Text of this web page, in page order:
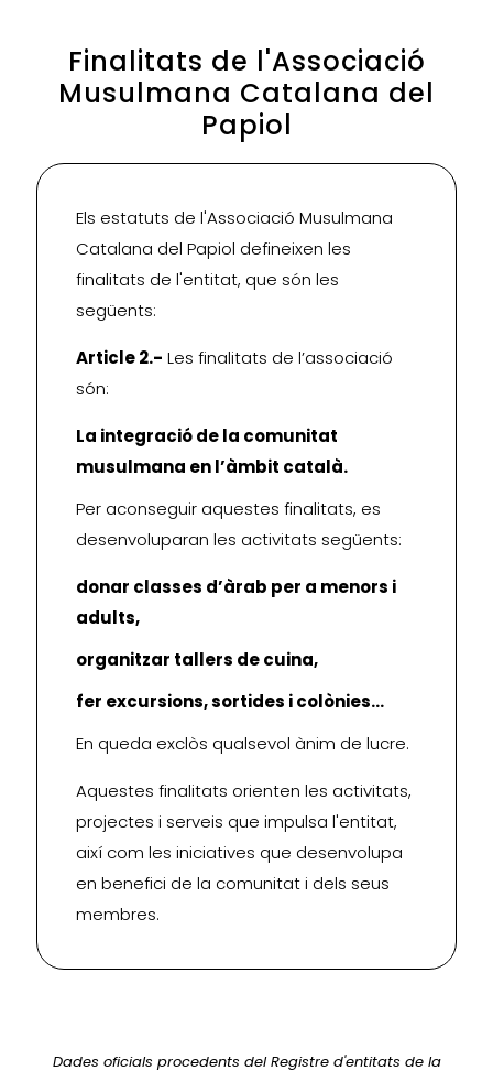
Finalitats de l'Associació
Musulmana Catalana del
Papiol
Els estatuts de l'Associació Musulmana
Catalana del Papiol defineixen les
finalitats de l'entitat, que són les
següents:
Article 2.- Les finalitats de l’associació
són:
La integració de la comunitat
musulmana en l’àmbit català.
Per aconseguir aquestes finalitats, es
desenvoluparan les activitats següents:
donar classes d’àrab per a menors i
adults,
organitzar tallers de cuina,
fer excursions, sortides i colònies…
En queda exclòs qualsevol ànim de lucre.
Aquestes finalitats orienten les activitats,
projectes i serveis que impulsa l'entitat,
així com les iniciatives que desenvolupa
en benefici de la comunitat i dels seus
membres.
Dades oficials procedents del Registre d'entitats de la